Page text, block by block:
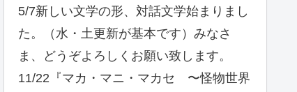
5/7新しい文学の形、対話文学始まりまし
た。（水・土更新が基本です）みなさ
ま、どうぞよろしくお願い致します。
11/22『マカ・マニ・マカセ 〜怪物世界